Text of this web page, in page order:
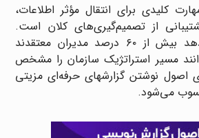
کلیدی برای انتقال مؤثر اطلاعات،
از تصمیم‌گیری‌های کلان است.
تحقیقات نشان می‌دهد بیش از ۶۰ درصد مدیران معتقدند
مسیر استراتژیک سازمان را مشخص
اصول نوشتن گزارشهای حرفه‌ای مزیتی
می‌شود.